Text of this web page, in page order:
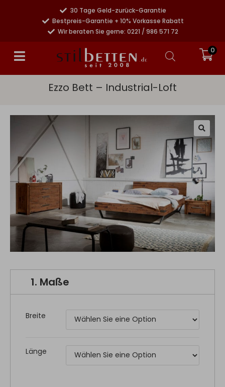
30 Tage Geld-zurück-Garantie
Bestpreis-Garantie + 10% Vorkasse Rabatt
Wir beraten Sie gerne: 0221 / 986 571 72
0
Ezzo Bett – Industrial-Loft
1. Maße
Breite
Länge